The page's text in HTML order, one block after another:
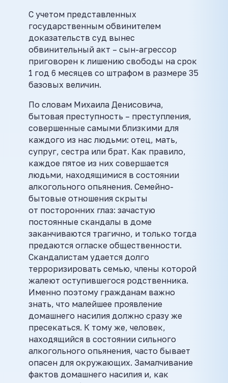
С учетом представленных
государственным обвинителем
доказательств суд вынес
обвинительный акт – сын-агрессор
приговорен к лишению свободы на срок
1 год 6 месяцев со штрафом в размере 35
базовых величин.
По словам Михаила Денисовича,
бытовая преступность – преступления,
совершенные самыми близкими для
каждого из нас людьми: отец, мать,
супруг, сестра или брат. Как правило,
каждое пятое из них совершается
людьми, находящимися в состоянии
алкогольного опьянения. Семейно-
бытовые отношения скрыты
от посторонних глаз: зачастую
постоянные скандалы в доме
заканчиваются трагично, и только тогда
предаются огласке общественности.
Скандалистам удается долго
терроризировать семью, члены которой
жалеют оступившегося родственника.
Именно поэтому гражданам важно
знать, что малейшее проявление
домашнего насилия должно сразу же
пресекаться. К тому же, человек,
находящийся в состоянии сильного
алкогольного опьянения, часто бывает
опасен для окружающих. Замалчивание
фактов домашнего насилия и, как